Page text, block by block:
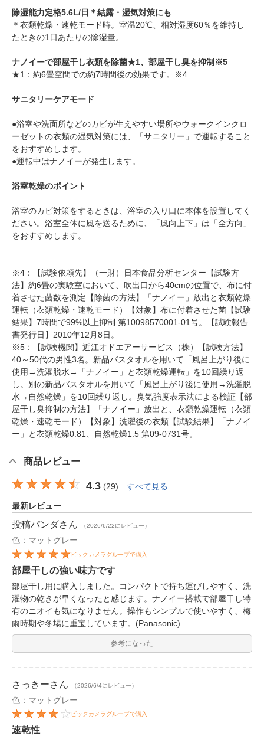
除湿能力定格5.6L/日＊結露・湿気対策にも
＊衣類乾燥・速乾モード時。室温20℃、相対湿度60％を維持し
たときの1日あたりの除湿量。
ナノイーで部屋干し衣類を除菌★1、部屋干し臭を抑制※5
★1：約6畳空間での約7時間後の効果です。※4
サニタリーケアモード
●浴室や洗面所などのカビが生えやすい場所やウォークインクロ
ーゼットの衣類の湿気対策には、「サニタリー」で運転すること
をおすすめします。
●運転中はナノイーが発生します。
浴室乾燥のポイント
浴室のカビ対策をするときは、浴室の入り口に本体を設置してく
ださい。浴室全体に風を送るために、「風向上下」は「全方向」
をおすすめします。
※4：【試験依頼先】（一財）日本食品分析センター【試験方
法】約6畳の実験室において、吹出口から40cmの位置で、布に付
着させた菌数を測定【除菌の方法】「ナノイー」放出と衣類乾燥
運転（衣類乾燥・速乾モード）【対象】布に付着させた菌【試験
結果】7時間で99%以上抑制 第10098570001-01号。【試験報告
書発行日】2010年12月8日。
※5：【試験機関】近江オドエアーサービス（株）【試験方法】
40～50代の男性3名。新品バスタオルを用いて「風呂上がり後に
使用→洗濯脱水→「ナノイー」と衣類乾燥運転」を10回繰り返
し。別の新品バスタオルを用いて「風呂上がり後に使用→洗濯脱
水→自然乾燥」を10回繰り返し。臭気強度表示法による検証【部
屋干し臭抑制の方法】「ナノイー」放出と、衣類乾燥運転（衣類
乾燥・速乾モード）【対象】洗濯後の衣類【試験結果】「ナノイ
ー」と衣類乾燥0.81、自然乾燥1.5 第09-0731号。
商品レビュー
4.3 (29) すべて見る
最新レビュー
投稿パンダさん （2026/6/22にレビュー）
色：マットグレー
ビックカメラグループで購入
部屋干しの強い味方です
部屋干し用に購入しました。コンパクトで持ち運びしやすく、洗
濯物の乾きが早くなったと感じます。ナノイー搭載で部屋干し特
有のニオイも気になりません。操作もシンプルで使いやすく、梅
雨時期や冬場に重宝しています。(Panasonic)
参考になった
さっきーさん （2026/6/4にレビュー）
色：マットグレー
ビックカメラグループで購入
速乾性